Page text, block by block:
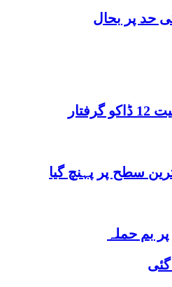
سطح پر پہنچ گیا
بم حملہ